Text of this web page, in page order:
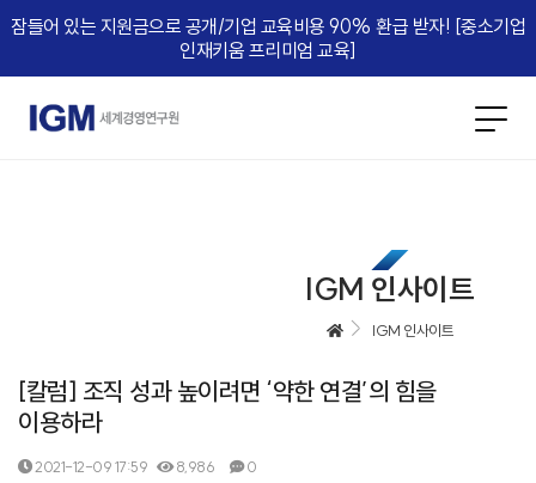
잠들어 있는 지원금으로 공개/기업 교육비용 90% 환급 받자! [중소기업
인재키움 프리미엄 교육]​
IGM 인사이트
IGM 인사이트
[칼럼] 조직 성과 높이려면 ‘약한 연결’의 힘을
이용하라
2021-12-09 17:59 8,986 0